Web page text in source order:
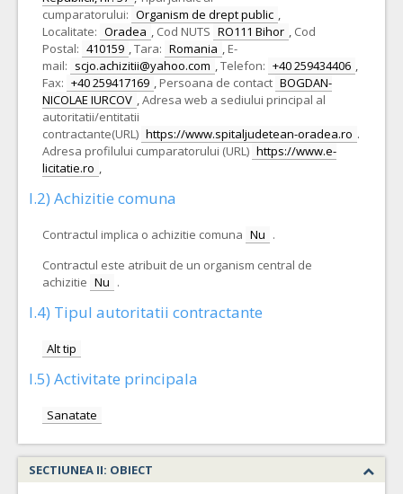
cumparatorului: Organism de drept public ,
Localitate: Oradea , Cod NUTS RO111 Bihor , Cod
Postal: 410159 ,Tara: Romania , E-
mail: scjo.achizitii@yahoo.com ,Telefon: +40 259434406 ,
Fax: +40 259417169 , Persoana de contact BOGDAN-
NICOLAE IURCOV ,Adresa web a sediului principal al
autoritatii/entitatii
contractante(URL) https://www.spitaljudetean-oradea.ro .
Adresa profilului cumparatorului (URL) https://www.e-
licitatie.ro ,
I.2) Achizitie comuna
Contractul implica o achizitie comuna Nu .
Contractul este atribuit de un organism central de
achizitie Nu .
I.4) Tipul autoritatii contractante
Alt tip
I.5) Activitate principala
Sanatate
SECTIUNEA II: OBIECT